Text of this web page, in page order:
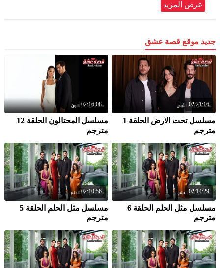
عرض المزيد
جديد موقع قصة عشق
02:21:16
مسلسل تحت الارض الحلقة 1
مترجم
02:16:08
مسلسل المحتالون الحلقة 12
مترجم
02:14:29
مسلسل مثل الحلم الحلقة 6
مترجم
02:10:56
مسلسل مثل الحلم الحلقة 5
مترجم